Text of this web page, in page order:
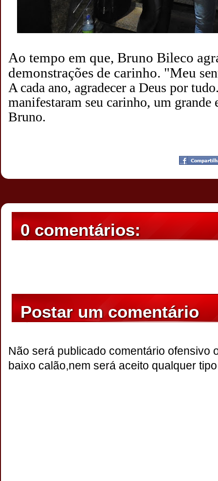
Ao tempo em que, Bruno Bileco
demonstrações de carinho. "Meu
A cada ano, agradecer a Deus por
manifestaram seu carinho, um grande
Bruno.
12:09
0 comentários:
Postar um comentário
Não será publicado comentário ofensivo
baixo calão,nem será aceito qualquer